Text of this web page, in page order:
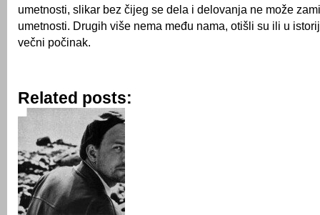
umetnosti, slikar bez čijeg se dela i delovanja ne može
umetnosti. Drugih više nema među nama, otišli su ili u
večni počinak.
Related posts: